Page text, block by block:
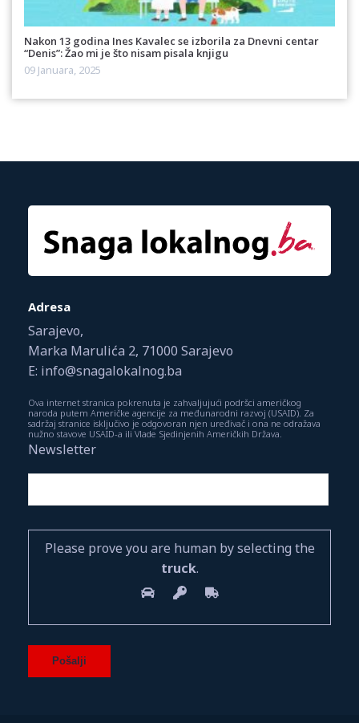
Nakon 13 godina Ines Kavalec se izborila za Dnevni centar
“Denis”: Žao mi je što nisam pisala knjigu
09 Januara, 2025
Adresa
Sarajevo,
Marka Marulića 2, 71000 Sarajevo
E: info@snagalokalnog.ba
Ova internet stranica pokrenuta je zahvaljujući podršci američkog
naroda putem Američke agencije za međunarodni razvoj (USAID). Za
sadržaj stranice isključivo je odgovoran njen uređivač i ona ne odražava
nužno stavove USAID-a ili Vlade Sjedinjenih Američkih Država.
Newsletter
Please prove you are human by selecting the
truck.